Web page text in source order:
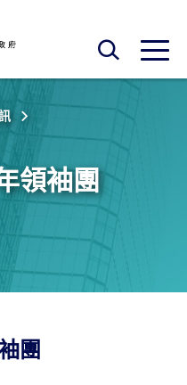
開啟搜尋框
開啟
領袖團
團